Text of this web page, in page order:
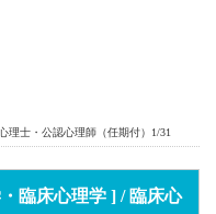
理士・公認心理師（任期付）1/31
臨床心理学 ] / 臨床心